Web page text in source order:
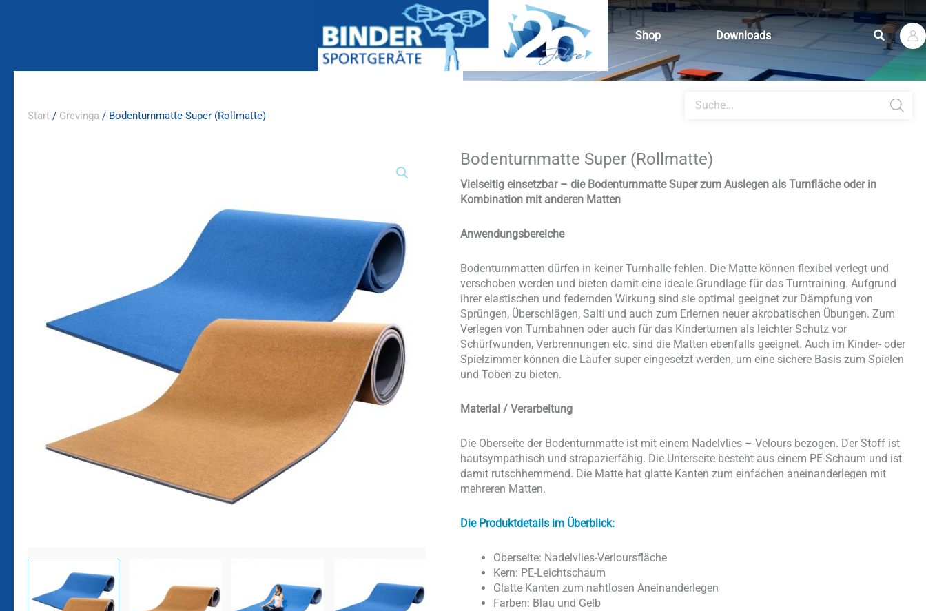
Shop Downloads Suchen
search
Start / Grevinga / Bodenturnmatte Super (Rollmatte)
Bodenturnmatte Super (Rollmatte)
Vielseitig einsetzbar – die Bodenturnmatte Super zum Auslegen als Turnfläche oder in
Kombination mit anderen Matten
Anwendungsbereiche
Bodenturnmatten dürfen in keiner Turnhalle fehlen. Die Matte können flexibel verlegt und
verschoben werden und bieten damit eine ideale Grundlage für das Turntraining. Aufgrund
ihrer elastischen und federnden Wirkung sind sie optimal geeignet zur Dämpfung von
Sprüngen, Überschlägen, Salti und auch zum Erlernen neuer akrobatischen Übungen. Zum
Verlegen von Turnbahnen oder auch für das Kinderturnen als leichter Schutz vor
Schürfwunden, Verbrennungen etc. sind die Matten ebenfalls geeignet. Auch im Kinder- oder
Spielzimmer können die Läufer super eingesetzt werden, um eine sichere Basis zum Spielen
und Toben zu bieten.
Material / Verarbeitung
Die Oberseite der Bodenturnmatte ist mit einem Nadelvlies – Velours bezogen. Der Stoff ist
hautsympathisch und strapazierfähig. Die Unterseite besteht aus einem PE-Schaum und ist
damit rutschhemmend. Die Matte hat glatte Kanten zum einfachen aneinanderlegen mit
mehreren Matten.
Die Produktdetails im Überblick:
Oberseite: Nadelvlies-Verloursfläche
Kern: PE-Leichtschaum
Glatte Kanten zum nahtlosen Aneinanderlegen
Farben: Blau und Gelb
Bodenturnmatte
(Rollmatte)
Menge